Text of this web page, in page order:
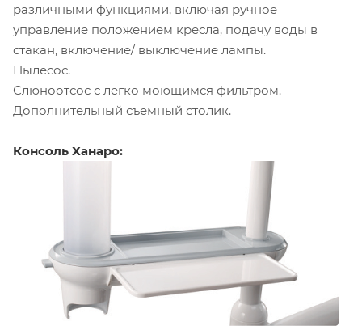
различными функциями, включая ручное
управление положением кресла, подачу воды в
стакан, включение/ выключение лампы.
Пылесос.
Слюноотсос с легко моющимся фильтром.
Дополнительный съемный столик.
Консоль Ханаро: